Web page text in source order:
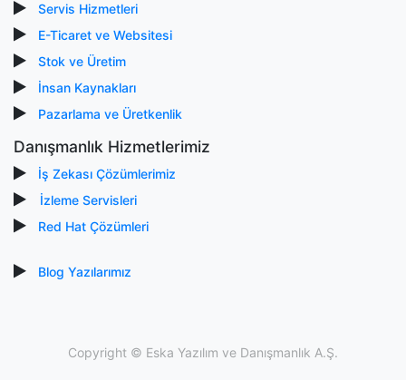
Servis Hizmetleri
E-Ticaret ve Websitesi
Stok ve Üretim
İnsan Kaynakları
Pazarlama ve Üretkenlik
Danışmanlık Hizmetlerimiz
İş Zekası Çözümlerimiz
İzleme Servisleri
Red Hat Çözümleri
Blog Yazılarımız
Copyright © Eska Yazılım ve Danışmanlık A.Ş.